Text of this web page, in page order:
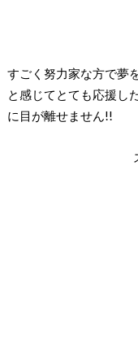
すごく努力家な方で夢
と感じてとても応援し
に目が離せません!!